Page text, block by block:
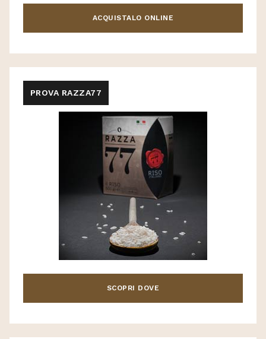
ACQUISTALO ONLINE
PROVA RAZZA77
SCOPRI DOVE